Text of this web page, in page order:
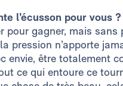
l’écusson pour vous ?
pour gagner, mais sans
pression n’apporte
envie, être totalement
ce qui entoure ce